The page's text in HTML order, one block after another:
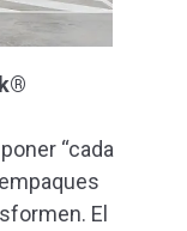
“cada
El